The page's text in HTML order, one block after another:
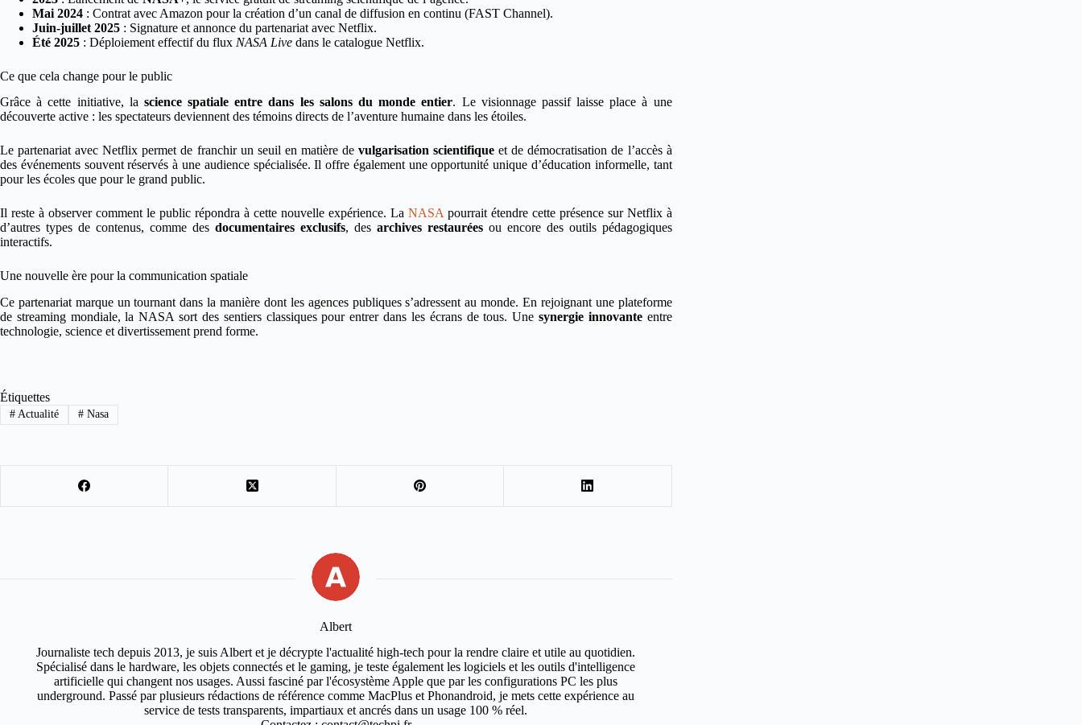
Mai 2024 : Contrat avec Amazon pour la création d’un canal de diffusion en continu (FAST Channel).
Juin-juillet 2025 : Signature et annonce du partenariat avec Netflix.
Été 2025 : Déploiement effectif du flux NASA Live dans le catalogue Netflix.
Ce que cela change pour le public
Grâce à cette initiative, la science spatiale entre dans les salons du monde entier. Le visionnage passif laisse place à une
découverte active : les spectateurs deviennent des témoins directs de l’aventure humaine dans les étoiles.
Le partenariat avec Netflix permet de franchir un seuil en matière devulgarisation scientifique et de démocratisation de l’accès à
des événements souvent réservés à une audience spécialisée. Il offre également une opportunité unique d’éducation informelle, tant
pour les écoles que pour le grand public.
Il reste à observer comment le public répondra à cette nouvelle expérience. La NASApourrait étendre cette présence sur Netflix à
d’autres types de contenus, comme des documentaires exclusifs, des archives restauréesou encore des outils pédagogiques
interactifs.
Une nouvelle ère pour la communication spatiale
Ce partenariat marque un tournant dans la manière dont les agences publiques s’adressent au monde. En rejoignant une plateforme
de streaming mondiale, la NASA sort des sentiers classiques pour entrer dans les écrans de tous. Une synergie innovanteentre
technologie, science et divertissement prend forme.
Étiquettes
#Actualité #Nasa
Albert
Journaliste tech depuis 2013, je suis Albert et je décrypte l'actualité high-tech pour la rendre claire et utile au quotidien.
Spécialisé dans le hardware, les objets connectés et le gaming, je teste également les logiciels et les outils d'intelligence
artificielle qui changent nos usages. Aussi fasciné par l'écosystème Apple que par les configurations PC les plus
underground. Passé par plusieurs rédactions de référence comme MacPlus et Phonandroid, je mets cette expérience au
service de tests transparents, impartiaux et ancrés dans un usage 100 % réel.